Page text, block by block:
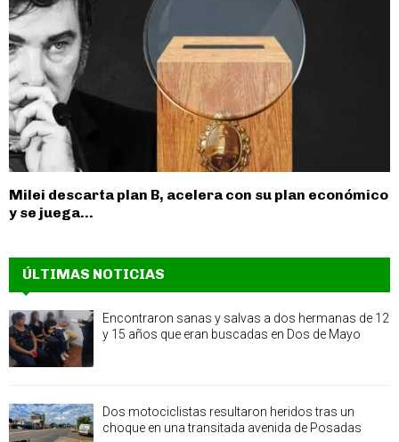
Milei descarta plan B, acelera con su plan económico
y se juega...
ÚLTIMAS NOTICIAS
Encontraron sanas y salvas a dos hermanas de 12
y 15 años que eran buscadas en Dos de Mayo
Dos motociclistas resultaron heridos tras un
choque en una transitada avenida de Posadas